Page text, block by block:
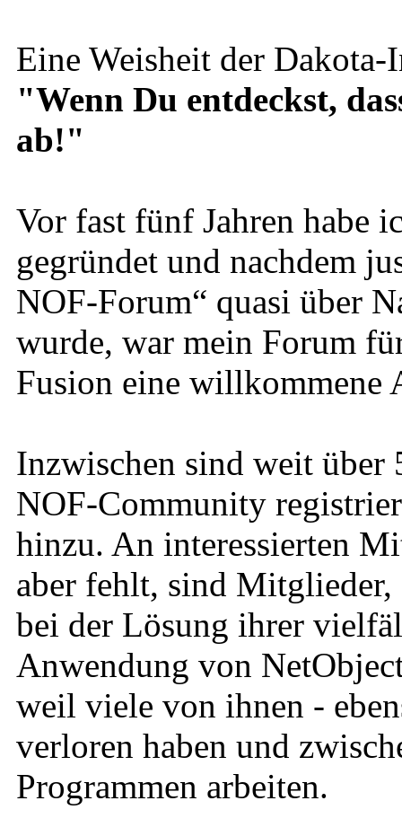
Eine Weisheit der Dakota-
"Wenn Du entdeckst,
ab!"
Vor fast fünf Jahren habe
gegründet und nachdem
NOF-Forum“ quasi über
wurde, war mein Forum
Fusion eine willkommene
Inzwischen sind weit über
NOF-Community
hinzu. An interessierten
aber fehlt, sind Mitglieder,
bei der Lösung ihrer
Anwendung von
weil viele von ihnen -
verloren haben und
Programmen arbeiten.